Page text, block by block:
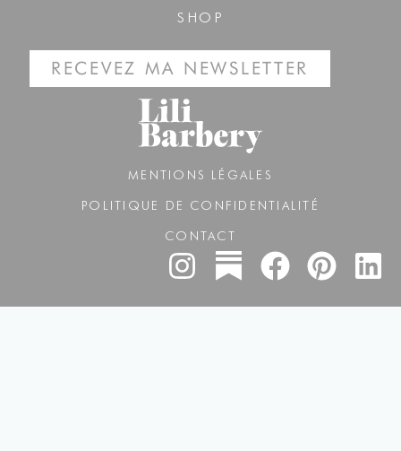
SHOP
RECEVEZ MA NEWSLETTER
MENTIONS LÉGALES
POLITIQUE DE CONFIDENTIALITÉ
CONTACT